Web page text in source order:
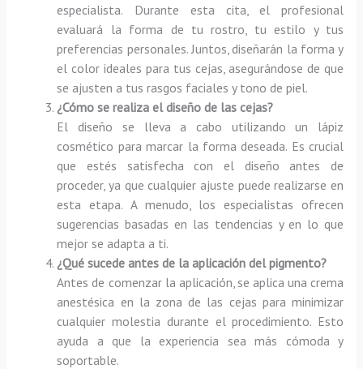
especialista. Durante esta cita, el profesional
evaluará la forma de tu rostro, tu estilo y tus
preferencias personales. Juntos, diseñarán la forma y
el color ideales para tus cejas, asegurándose de que
se ajusten a tus rasgos faciales y tono de piel.
¿Cómo se realiza el diseño de las cejas?
El diseño se lleva a cabo utilizando un lápiz
cosmético para marcar la forma deseada. Es crucial
que estés satisfecha con el diseño antes de
proceder, ya que cualquier ajuste puede realizarse en
esta etapa. A menudo, los especialistas ofrecen
sugerencias basadas en las tendencias y en lo que
mejor se adapta a ti.
¿Qué sucede antes de la aplicación del pigmento?
Antes de comenzar la aplicación, se aplica una crema
anestésica en la zona de las cejas para minimizar
cualquier molestia durante el procedimiento. Esto
ayuda a que la experiencia sea más cómoda y
soportable.